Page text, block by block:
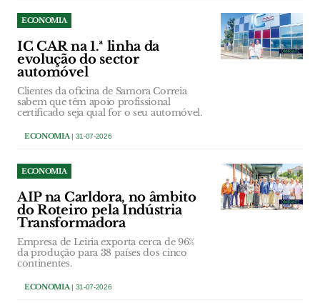
ECONOMIA
IC CAR na 1.ª linha da
evolução do sector
automóvel
Clientes da oficina de Samora Correia
sabem que têm apoio profissional
certificado seja qual for o seu automóvel.
ECONOMIA | 31-07-2026
ECONOMIA
AIP na Carldora, no âmbito
do Roteiro pela Indústria
Transformadora
Empresa de Leiria exporta cerca de 96%
da produção para 38 países dos cinco
continentes.
ECONOMIA | 31-07-2026